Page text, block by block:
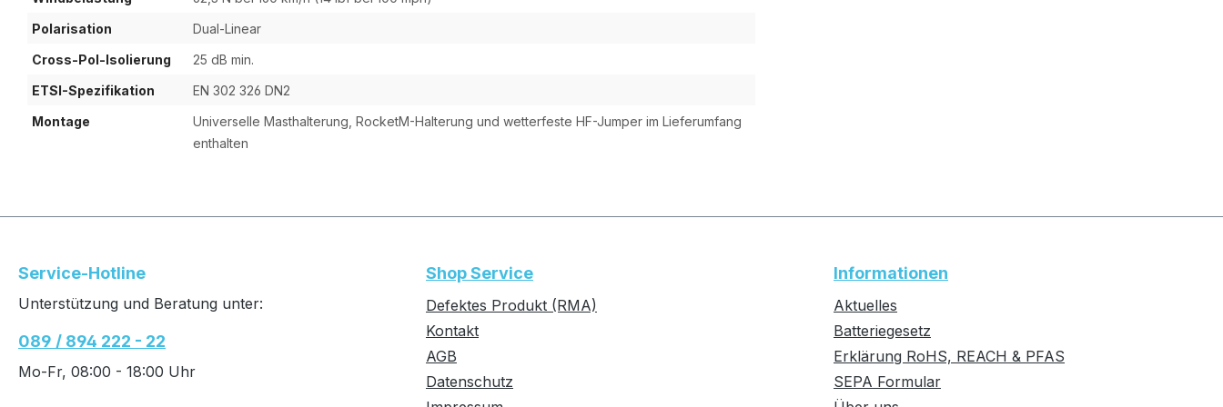
Polarisation
Dual-Linear
Cross-Pol-Isolierung
25 dB min.
ETSI-Spezifikation
EN 302 326 DN2
Montage
Universelle Masthalterung, RocketM-Halterung und wetterfeste HF-Jumper im Lieferumfang
enthalten
Service-Hotline
Unterstützung und Beratung unter:
089 / 894 222 - 22
Mo-Fr, 08:00 - 18:00 Uhr
Shop Service
Defektes Produkt (RMA)
Kontakt
AGB
Datenschutz
Informationen
Aktuelles
Batteriegesetz
Erklärung RoHS, REACH & PFAS
SEPA Formular